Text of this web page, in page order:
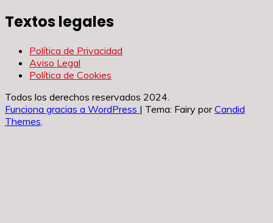
Textos legales
Política de Privacidad
Aviso Legal
Política de Cookies
Todos los derechos reservados 2024.
Funciona gracias a WordPress | Tema: Fairy porCandid
Themes.